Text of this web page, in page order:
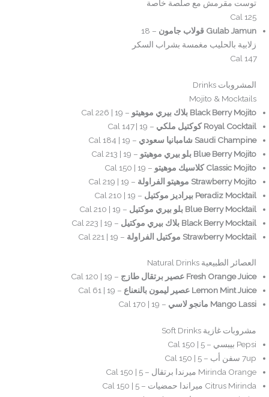
توست مقرمش مع صلصة خاصة
125 Cal
Gulab Jamun قولاب جامون
– 18
زلابية بالحليب مغمسة بشراب السكر
147 Cal
المشروبات Drinks
Mojito & Mocktails
Black Berry Mojito بلاك بيري موهيتو
– 19 | 226 Cal
Royal Cocktail كوكتيل ملكي
– 19 | 147 Cal
Saudi Champine شامبانيا سعودي
– 19 | 184 Cal
Blue Berry Mojito بلو بيري موهيتو
– 19 | 213 Cal
Classic Mojito كلاسيك موهيتو
– 19 | 150 Cal
Strawberry Mojito موهيتو الفراولة
– 19 | 219 Cal
Peradiz Mocktail بيراديز موكتيل
– 19 | 210 Cal
Blue Berry Mocktail بلو بيري موكتيل
– 19 | 210 Cal
Black Berry Mocktail بلاك بيري موكتيل
– 19 | 223 Cal
Strawberry Mocktail موكتيل الفراولة
– 19 | 221 Cal
العصائر الطبيعية Natural Drinks
Fresh Orange Juice عصير برتقال طازج
– 19 | 120 Cal
Lemon Mint Juice عصير ليمون بالنعناع
– 19 | 61 Cal
Mango Lassi مانجو لاسي
– 19 | 170 Cal
مشروبات غازية Soft Drinks
Pepsi بيبسي – 5 | 150 Cal
7up سفن أب – 5 | 150 Cal
Mirinda Orange ميرندا برتقال – 5 | 150 Cal
Citrus Mirinda ميراندا حمضيات – 5 | 150 Cal